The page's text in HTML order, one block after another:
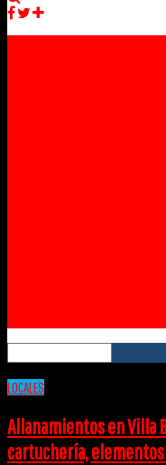
LOCALES
Allanamientos en Villa
cartuchería,